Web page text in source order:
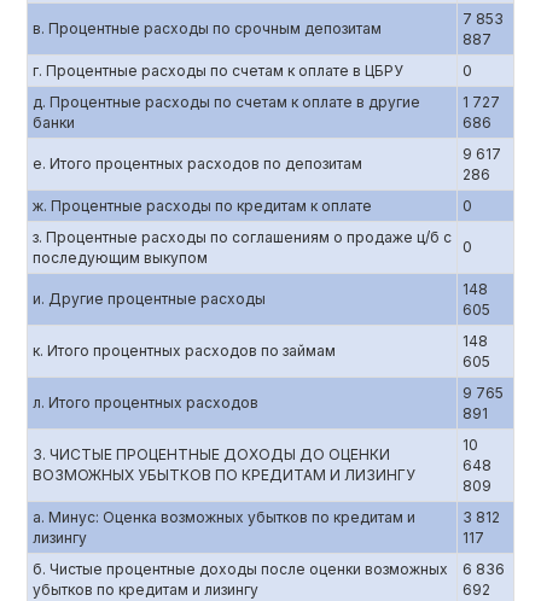
в. Процентные расходы по срочным депозитам
7 853
887
г. Процентные расходы по счетам к оплате в ЦБРУ
0
д. Процентные расходы по счетам к оплате в другие
банки
1 727
686
е. Итого процентных расходов по депозитам
9 617
286
ж. Процентные расходы по кредитам к оплате
0
з. Процентные расходы по соглашениям о продаже ц/б с
последующим выкупом
0
и. Другие процентные расходы
148
605
к. Итого процентных расходов по займам
148
605
л. Итого процентных расходов
9 765
891
3. ЧИСТЫЕ ПРОЦЕНТНЫЕ ДОХОДЫ ДО ОЦЕНКИ
ВОЗМОЖНЫХ УБЫТКОВ ПО КРЕДИТАМ И ЛИЗИНГУ
10
648
809
а. Минус: Оценка возможных убытков по кредитам и
лизингу
3 812
117
б. Чистые процентные доходы после оценки возможных
убытков по кредитам и лизингу
6 836
692